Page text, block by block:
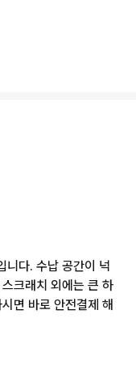
다. 수납 공간이 넉
크래치 외에는 큰 하
면 바로 안전결제 해